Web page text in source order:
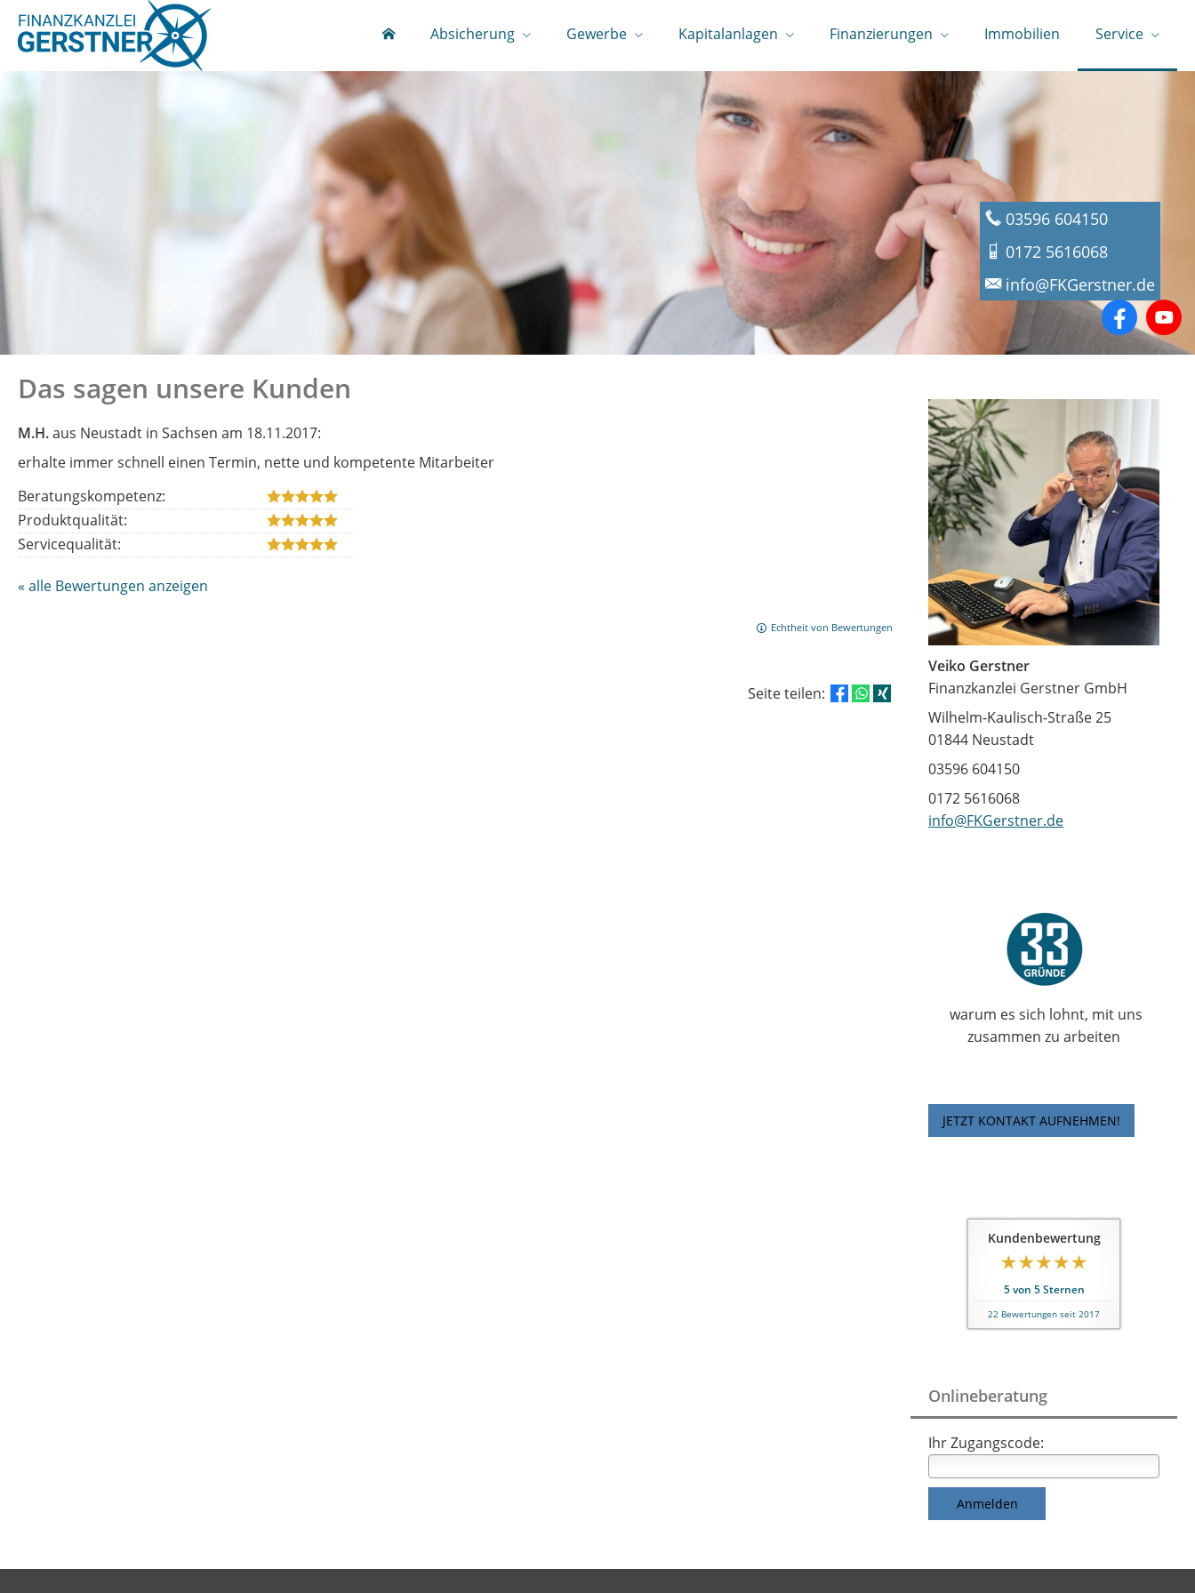
Absicherung Gewerbe Kapitalanlagen Finanzierungen Immobilien Service
03596 604150
0172 5616068
info@FKGerstner.de
Veiko Gerstner
Finanzkanzlei Gerstner GmbH
Wilhelm-Kaulisch-Straße 25
01844 Neustadt
03596 604150
0172 5616068
info@FKGerstner.de
warum es sich lohnt, mit uns
zusammen zu arbeiten
JETZT KONTAKT AUFNEHMEN!
Kundenbewertung
5von 5Sternen
22 Bewertungen seit 2017
Onlineberatung
Ihr Zugangscode:
Das sagen unsere Kunden
M.H.aus Neustadt in Sachsen am 18.11.2017:
erhalte immer schnell einen Termin, nette und kompetente Mitarbeiter
Beratungskompetenz:
Produktqualität:
Servicequalität:
« alle Bewertungen anzeigen
Echtheit von Bewertungen
Seite teilen: